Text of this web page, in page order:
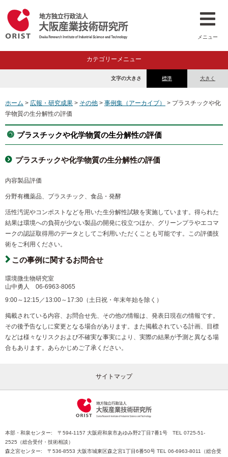
メニュー
カテゴリーメニュー
標準 大きく
文字の大きさ
ホーム > 広報・研究成果 > その他 > 事例集（アーカイブ）
> プラスチックや化
学物質の生分解性の評価
プラスチックや化学物質の生分解性の評価
プラスチックや化学物質の生分解性の評価
内容製品評価
分野有機薬品、プラスチック、食品・発酵
活性汚泥やコンポストなどを用いた生分解性試験を実施しています。得られた
結果は環境への負荷が少ない製品の開発に役立つほか、グリーンプラやエコマ
ークの認証取得用のデータとしてご利用いただくことも可能です。この評価技
術をご利用ください。
この事例に関するお問合せ
環境微生物研究室
山中勇人 06-6963-8065
9:00～12:15／13:00～17:30（土日祝・年末年始を除く）
掲載されている内容、お問合せ先、その他の情報は、発表日現在の情報です。
その後予告なしに変更となる場合があります。また掲載されている計画、目標
などは様々なリスクおよび不確実な事実により、実際の結果が予測と異なる場
合もあります。あらかじめご了承ください。
サイトマップ
本部・和泉センター: 〒594-1157 大阪府和泉市あゆみ野2丁目7番1号 TEL 0725-51-
2525（総合受付・技術相談）
森之宮センター: 〒536-8553 大阪市城東区森之宮1丁目6番50号 TEL 06-6963-8011（総合受